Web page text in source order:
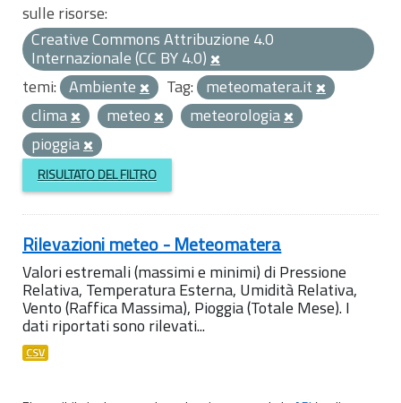
sulle risorse:
Creative Commons Attribuzione 4.0
Internazionale (CC BY 4.0)
temi: Ambiente Tag: meteomatera.it
clima
meteo
meteorologia
pioggia
RISULTATO DEL FILTRO
Rilevazioni meteo - Meteomatera
Valori estremali (massimi e minimi) di Pressione
Relativa, Temperatura Esterna, Umidità Relativa,
Vento (Raffica Massima), Pioggia (Totale Mese). I
dati riportati sono rilevati...
CSV